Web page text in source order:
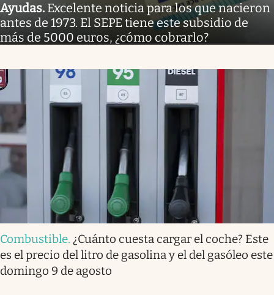
Ayudas. Excelente noticia para los que nacieron
antes de 1973. El SEPE tiene este subsidio de
más de 5000 euros, ¿cómo cobrarlo?
Combustible. ¿Cuánto cuesta cargar el coche? Este
es el precio del litro de gasolina y el del gasóleo este
domingo 9 de agosto